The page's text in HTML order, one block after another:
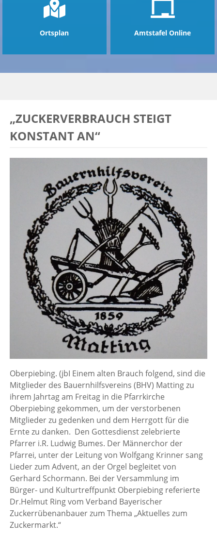
Ortsplan Amtstafel Online
„ZUCKERVERBRAUCH STEIGT
KONSTANT AN“
Oberpiebing. (jbI Einem alten Brauch folgend, sind die
Mitglieder des Bauernhilfsvereins (BHV) Matting zu
ihrem Jahrtag am Freitag in die Pfarrkirche
Oberpiebing gekommen, um der verstorbenen
Mitglieder zu gedenken und dem Herrgott für die
Ernte zu danken. Den Gottesdienst zelebrierte
Pfarrer i.R. Ludwig Bumes. Der Männerchor der
Pfarrei, unter der Leitung von Wolfgang Krinner sang
Lieder zum Advent, an der Orgel begleitet von
Gerhard Schormann. Bei der Versammlung im
Bürger- und Kulturtreffpunkt Oberpiebing referierte
Dr.Helmut Ring vom Verband Bayerischer
Zuckerrübenanbauer zum Thema „Aktuelles zum
Zuckermarkt.“